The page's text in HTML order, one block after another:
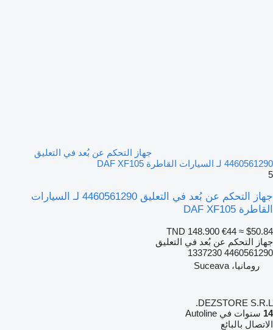
جهاز التحكم عن بُعد في التعليق
4460561290 لـ السيارات القاطرة DAF XF105
5
جهاز التحكم عن بُعد في التعليق 4460561290 لـ السيارات
القاطرة DAF XF105
TND 148.900 €44 ≈ $50.84
جهاز التحكم عن بُعد في التعليق
4460561290 1337230
رومانيا، Suceava
DEZSTORE S.R.L.
14 سنوات في Autoline
الاتصال بالبائع